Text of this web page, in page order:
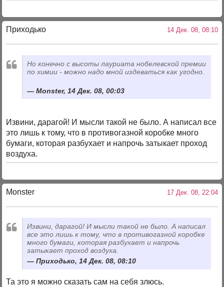
Приходько 14 Дек. 08, 08:10
Но конечно с высоты лауриата нобелевской премии
по химии - можно надо мной издеваться как угодно.
Monster, 14 Дек. 08, 00:03
Извини, дарагой! И мысли такой не было. А написал все
это лишь к тому, что в противогазной коробке много
бумаги, которая разбухает и напрочь затыкает проход
воздуха.
Monster 17 Дек. 08, 22:04
Извини, дарагой! И мысли такой не было. А написал
все это лишь к тому, что в противогазной коробке
много бумаги, которая разбухает и напрочь
затыкает проход воздуха.
Приходько, 14 Дек. 08, 08:10
Та это я можно сказать сам на себя злюсь.